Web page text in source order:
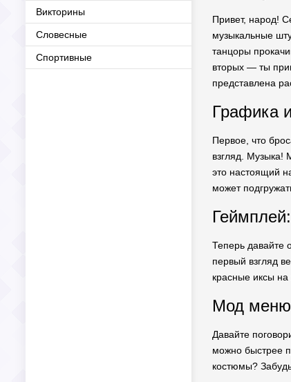
Викторины
Словесные
Спортивные
Привет, народ!
музыкальные
танцоры
вторых — ты
представлена
Графика
Первое, что
взгляд. Музыка!
это настоящий
может
Теперь давайте
первый взгляд
красные иксы
Мод
Давайте
можно быстрее
костюмы?